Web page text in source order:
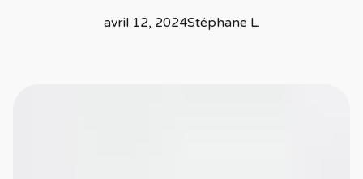
avril 12, 2024Stéphane L.